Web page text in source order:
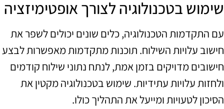
שימוש בטכנולוגיה לצורך אופטימיזציה
עם התקדמות הטכנולוגיה, כלים שונים יכולים לשפר את
חישוב עלויות השילוח. תוכנות מתקדמות מאפשרות לבצע
חישובים מדויקים בזמן אמת, לנתח נתוני שילוח קודמים
ולחזות עלויות עתידיות. שימוש בטכנולוגיה מקטין את
הסיכון לטעויות ומייעל את התהליך כולו.